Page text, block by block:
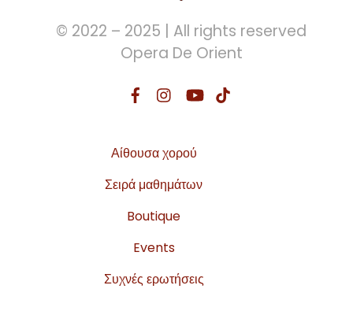
© 2022 – 2025 | All rights reserved
Opera De Orient
Αίθουσα χορού
Σειρά μαθημάτων
Boutique
Events
Συχνές ερωτήσεις